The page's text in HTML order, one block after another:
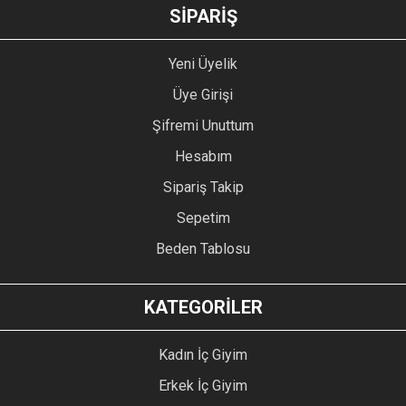
GÖNDER
SİPARİŞ
Yeni Üyelik
Üye Girişi
Şifremi Unuttum
Hesabım
Sipariş Takip
Sepetim
Beden Tablosu
KATEGORİLER
Kadın İç Giyim
Erkek İç Giyim